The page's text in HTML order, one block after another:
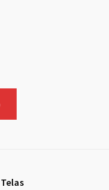
Telas